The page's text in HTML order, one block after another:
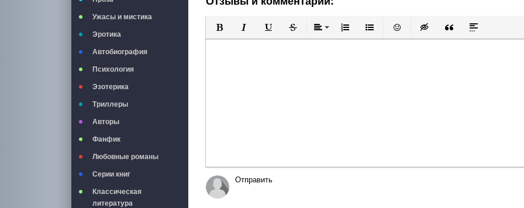
Ужасы и мистика
Эротика
Автобиография
Психология
Эзотерика
Триллеры
Авторы
Фанфик
Любовные романы
Серии книг
Классическая
литература
Полужирный
КурсивПодчеркнутый
ЗачеркнутыйВыравнивание
Нумерованный список
Маркированный список
Вставить смайлик
Вставка скрытого текста
Вставка цитаты
Вставка
Отправить